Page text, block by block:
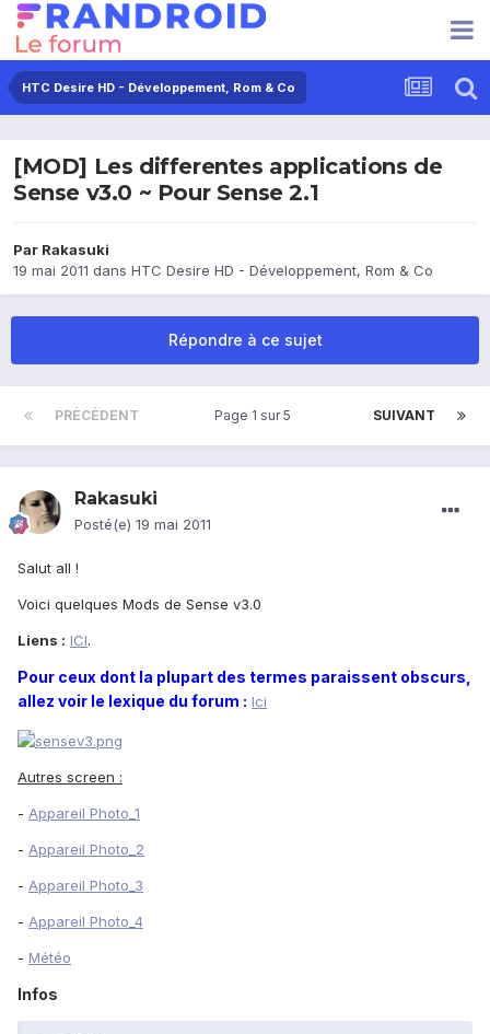
HTC Desire HD - Développement, Rom & Co
[MOD] Les differentes applications de
Sense v3.0 ~ Pour Sense 2.1
Par Rakasuki
19 mai 2011 dans HTC Desire HD - Développement, Rom & Co
Répondre à ce sujet
PRÉCÉDENT SUIVANT
Page 1 sur 5
Rakasuki
Posté(e) 19 mai 2011
Salut all !
Voici quelques Mods de Sense v3.0
Liens : ICI.
Pour ceux dont la plupart des termes paraissent obscurs,
allez voir le lexique du forum : Ici
Autres screen :
- Appareil Photo_1
- Appareil Photo_2
- Appareil Photo_3
- Appareil Photo_4
- Météo
Infos